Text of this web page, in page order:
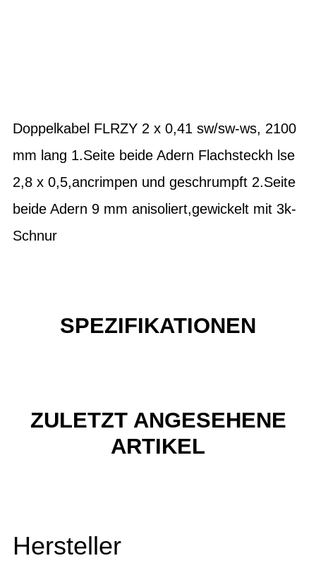
Doppelkabel FLRZY 2 x 0,41 sw/sw-ws, 2100
mm lang 1.Seite beide Adern Flachsteckh lse
2,8 x 0,5,ancrimpen und geschrumpft 2.Seite
beide Adern 9 mm anisoliert,gewickelt mit 3k-
Schnur
SPEZIFIKATIONEN
ZULETZT ANGESEHENE
ARTIKEL
Hersteller